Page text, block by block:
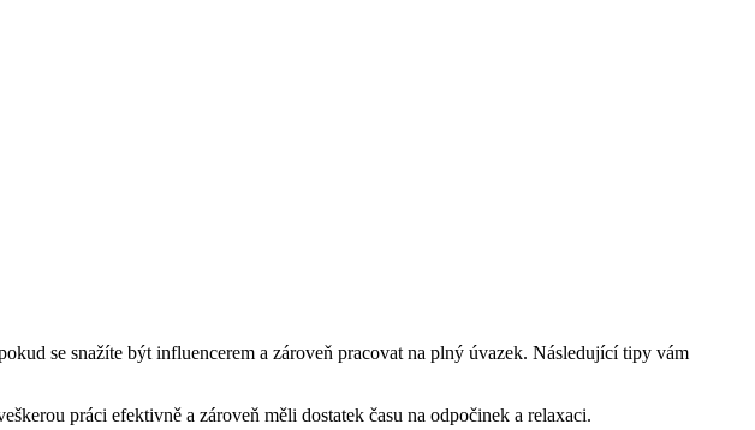
se snažíte být influencerem a zároveň pracovat na plný úvazek. Následující tipy vám
práci efektivně a zároveň měli dostatek času na odpočinek a relaxaci.